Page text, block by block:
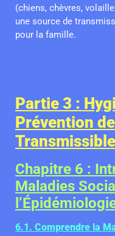
(chiens, chèvres,
une source de
pour la famille.
Partie 3 :
Prévention
Chapitre 6 :
Maladies
6.1. Comprendre la